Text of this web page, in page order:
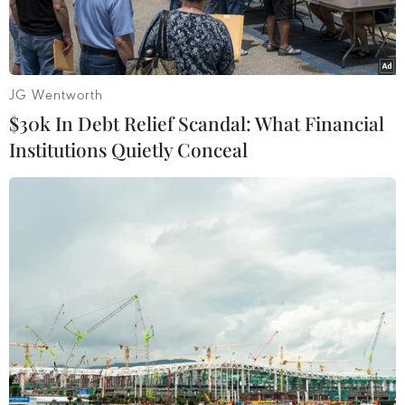
Đường ống dẫn khí đốt Dòng chảy phương Bắc 1 tại Lubmin,
Ngày 13/7, Tập đoàn năng lượng Gazprom của
Nga cho biết không thể đảm bảo hệ thống
đường ống dẫn khí đốt Dòng chảy phương Bắc 1
JG Wentworth
$30k In Debt Relief Scandal: What Financial
Institutions Quietly Conceal